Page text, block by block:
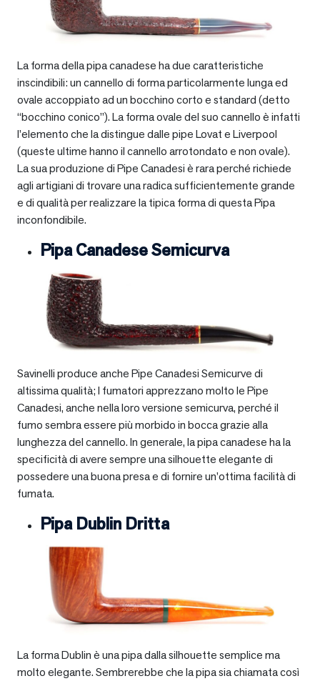
La forma della pipa canadese ha due caratteristiche
inscindibili: un cannello di forma particolarmente lunga ed
ovale accoppiato ad un bocchino corto e standard (detto
“bocchino conico”). La forma ovale del suo cannello è infatti
l’elemento che la distingue dalle pipe Lovat e Liverpool
(queste ultime hanno il cannello arrotondato e non ovale).
La sua produzione di Pipe Canadesi è rara perché richiede
agli artigiani di trovare una radica sufficientemente grande
e di qualità per realizzare la tipica forma di questa Pipa
inconfondibile.
Pipa Canadese Semicurva
Savinelli produce anche Pipe Canadesi Semicurve di
altissima qualità; I fumatori apprezzano molto le Pipe
Canadesi, anche nella loro versione semicurva, perché il
fumo sembra essere più morbido in bocca grazie alla
lunghezza del cannello. In generale, la pipa canadese ha la
specificità di avere sempre una silhouette elegante di
possedere una buona presa e di fornire un’ottima facilità di
fumata.
Pipa Dublin Dritta
La forma Dublin è una pipa dalla silhouette semplice ma
molto elegante. Sembrerebbe che la pipa sia chiamata così